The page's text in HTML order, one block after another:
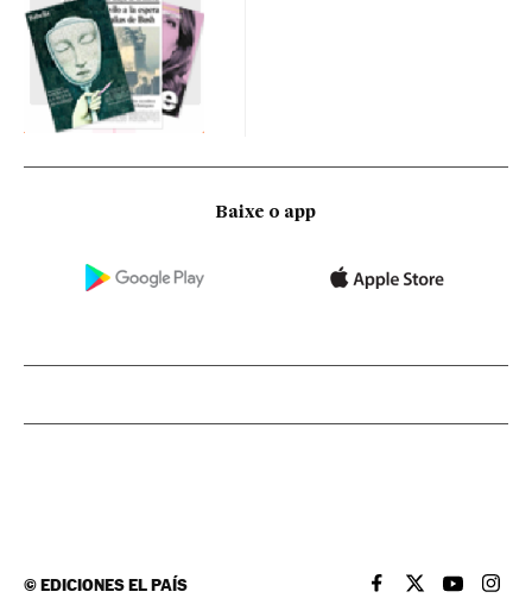
Baixe o app
©EDICIONES EL PAÍS EL PAÍS BRASIL EN
EL PAÍSEL PAÍS
EL